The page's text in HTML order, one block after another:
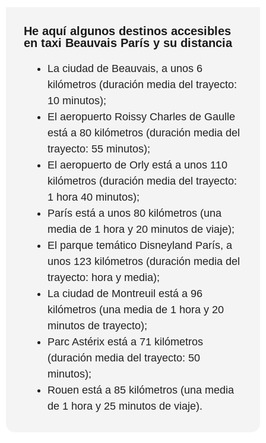
He aquí algunos destinos accesibles
en taxi Beauvais París y su distancia
La ciudad de Beauvais, a unos 6
kilómetros (duración media del trayecto:
10 minutos);
El aeropuerto Roissy Charles de Gaulle
está a 80 kilómetros (duración media del
trayecto: 55 minutos);
El aeropuerto de Orly está a unos 110
kilómetros (duración media del trayecto:
1 hora 40 minutos);
París está a unos 80 kilómetros (una
media de 1 hora y 20 minutos de viaje);
El parque temático Disneyland París, a
unos 123 kilómetros (duración media del
trayecto: hora y media);
La ciudad de Montreuil está a 96
kilómetros (una media de 1 hora y 20
minutos de trayecto);
Parc Astérix está a 71 kilómetros
(duración media del trayecto: 50
minutos);
Rouen está a 85 kilómetros (una media
de 1 hora y 25 minutos de viaje).